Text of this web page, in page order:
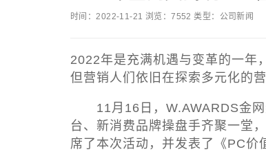
时间：2022-11-21 浏览：7552 类型：公司新闻
2022年是充满机遇与变革的一年
但营销人们依旧在探索多元化的
11月16日，W.AWARDS金网
台、新消费品牌操盘手齐聚一堂
席了本次活动，并发表了《PC价